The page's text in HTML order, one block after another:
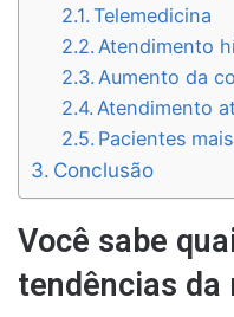
Telemedicina
Atendimento
Aumento da
Atendimento
Pacientes
Conclusão
Você sabe
tendências da